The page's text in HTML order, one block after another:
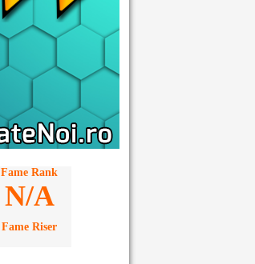
Fame Rank
N/A
Fame Riser